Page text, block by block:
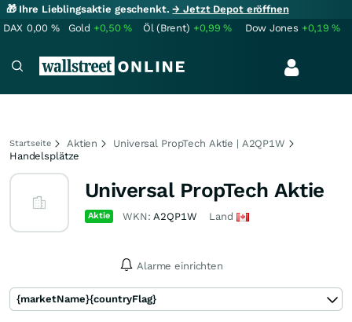
🎁 Ihre Lieblingsaktie geschenkt.→ Jetzt Depot eröffnen
DAX 0,00 % Gold +0,50% Öl (Brent) +0,99% Dow Jones +0,19%
Startseite Aktien
Universal PropTech Aktie | A2QP1W
Handelsplätze
Universal PropTech Aktie
Aktie WKN:A2QP1W Land
Alarme einrichten
{countryFlag}
{marketName}